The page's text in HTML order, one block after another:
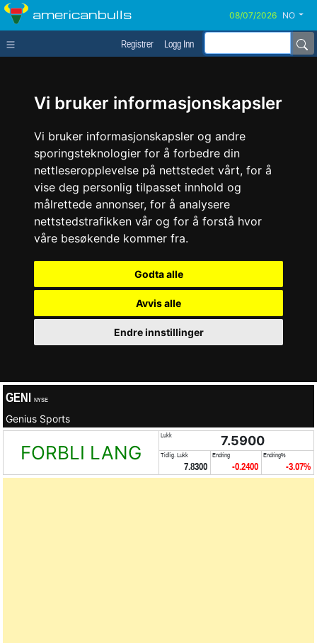
Vi bruker informasjonskapsler
Vi bruker informasjonskapsler og andre
sporingsteknologier for å forbedre din
nettleseropplevelse på nettstedet vårt, for å
vise deg personlig tilpasset innhold og
målrettede annonser, for å analysere
nettstedstrafikken vår og for å forstå hvor
våre besøkende kommer fra.
Godta alle
Avvis alle
Endre innstillinger
americanbulls NO
Registrer Logg Inn
GENI NYSE
Genius Sports
FORBLI LANG
Lukk 7.5900
Tidlig. Lukk
7.8300
Endring
-0.2400
Endring%
-3.07%